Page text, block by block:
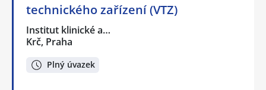
technického zařízení (VTZ)
Institut klinické a…
Krč, Praha
Plný úvazek